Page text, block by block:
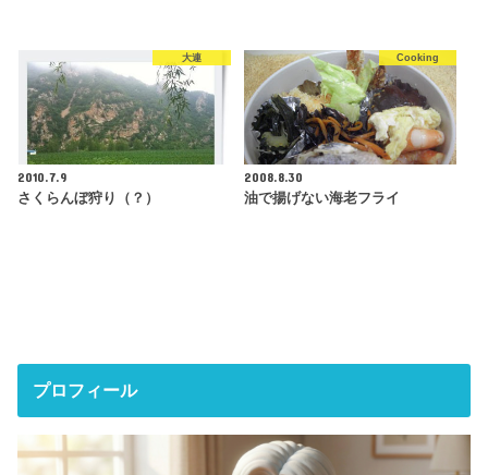
大連
2010.7.9
さくらんぼ狩り（？）
Cooking
2008.8.30
油で揚げない海老フライ
プロフィール